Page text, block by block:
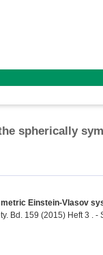
spherically
Einstein-Vlasov
Bd. 159 (2015) Heft 3 . -